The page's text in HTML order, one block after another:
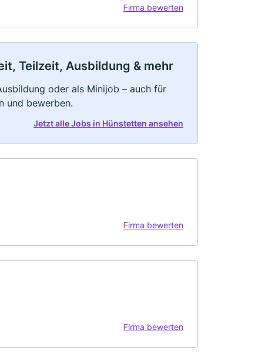
Firma bewerten
Teilzeit, Ausbildung & mehr
oder als Minijob – auch für
und bewerben.
Jetzt alle Jobs in Hünstetten ansehen
Firma bewerten
Firma bewerten